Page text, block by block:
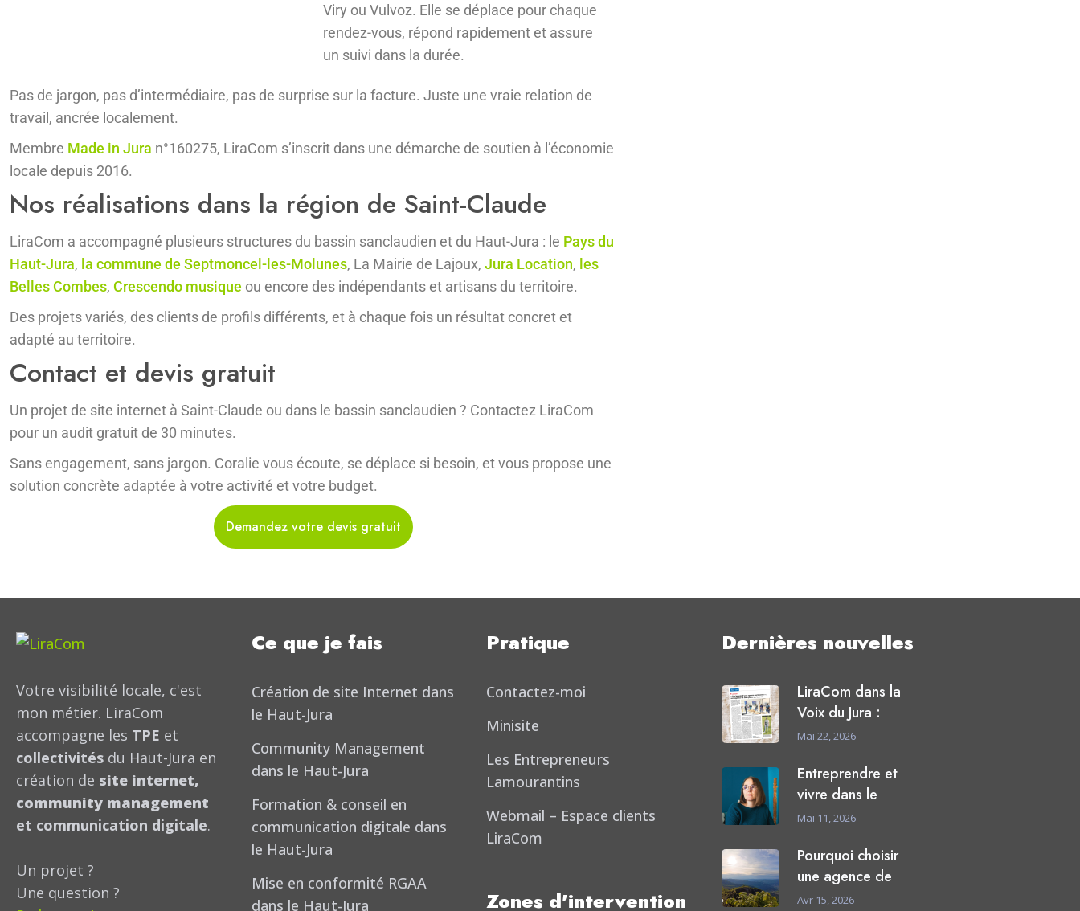
Viry ou Vulvoz. Elle se déplace pour chaque
rendez-vous, répond rapidement et assure
un suivi dans la durée.
Pas de jargon, pas d’intermédiaire, pas de surprise sur la facture. Juste une vraie relation de
travail, ancrée localement.
Membre Made in Jura n°160275, LiraCom s’inscrit dans une démarche de soutien à l’économie
locale depuis 2016.
Nos réalisations dans la région de Saint-Claude
LiraCom a accompagné plusieurs structures du bassin sanclaudien et du Haut-Jura : le Pays du
Haut-Jura, la commune de Septmoncel-les-Molunes, La Mairie de Lajoux, Jura Location, les
Belles Combes, Crescendo musique ou encore des indépendants et artisans du territoire.
Des projets variés, des clients de profils différents, et à chaque fois un résultat concret et
adapté au territoire.
Contact et devis gratuit
Un projet de site internet à Saint-Claude ou dans le bassin sanclaudien ? Contactez LiraCom
pour un audit gratuit de 30 minutes.
Sans engagement, sans jargon. Coralie vous écoute, se déplace si besoin, et vous propose une
solution concrète adaptée à votre activité et votre budget.
Demandez votre devis gratuit
Votre visibilité locale, c'est
mon métier. LiraCom
accompagne les TPE et
collectivités du Haut-Jura en
création de site internet,
community management
et communication digitale.
Un projet ?
Une question ?
Ce que je fais
Création de site Internet dans
le Haut-Jura
Community Management
dans le Haut-Jura
Formation & conseil en
communication digitale dans
le Haut-Jura
Mise en conformité RGAA
dans le Haut-Jura
Pratique
Contactez-moi
Minisite
Les Entrepreneurs
Lamourantins
Webmail – Espace clients
LiraCom
Zones d'intervention
Dernières nouvelles
LiraCom dans la
Voix du Jura :
Mai 22, 2026
Entreprendre et
vivre dans le
Mai 11, 2026
Pourquoi choisir
une agence de
Avr 15, 2026